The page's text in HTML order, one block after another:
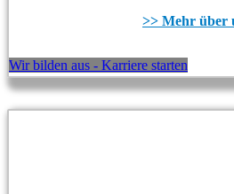
>> Mehr über
Wir bilden aus - Karriere starten